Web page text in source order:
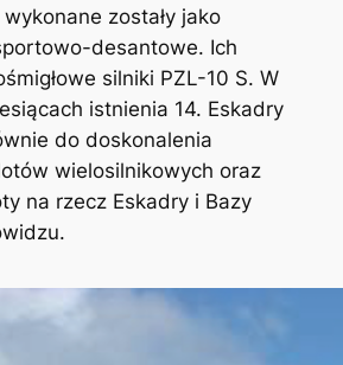
zostały jako
desantowe. Ich
silniki PZL-10 S. W
istnienia 14. Eskadry
do doskonalenia
wielosilnikowych oraz
na rzecz Eskadry i Bazy